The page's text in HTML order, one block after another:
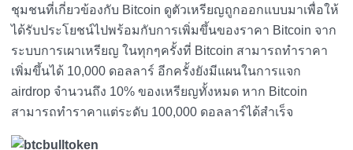
ชุมชนที่เกี่ยวข้องกับ Bitcoin ดูตัวเหรียญถูกออกแบบมาเพื่อให้
ได้รับประโยชน์ไปพร้อมกับการเพิ่มขึ้นของราคา Bitcoin จาก
ระบบการเผาเหรียญ ในทุกๆครั้งที่ Bitcoin สามารถทำราคา
เพิ่มขึ้นได้ 10,000 ดอลลาร์ อีกครั้งยังมีแผนในการแจก
airdrop จำนวนถึง 10% ของเหรียญทั้งหมด หาก Bitcoin
สามารถทำราคาแต่ระดับ 100,000 ดอลลาร์ได้สำเร็จ